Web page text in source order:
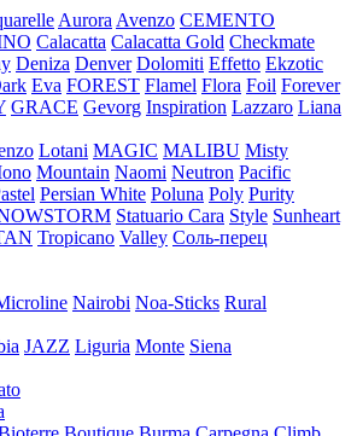
Aurora Avenzo CEMENTO
Calacatta Calacatta Gold Checkmate
Deniza Denver Dolomiti Effetto Ekzotic
Eva FOREST Flamel Flora Foil Forever
GRACE Gevorg Inspiration Lazzaro Liana
Lotani MAGIC MALIBU Misty
Mountain Naomi Neutron Pacific
Persian White Poluna Poly Purity
Statuario Cara Style Sunheart
Tropicano Valley Соль-перец
Nairobi Noa-Sticks Rural
JAZZ Liguria Monte Siena